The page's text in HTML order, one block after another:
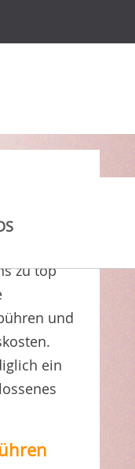
zu top
und
ein